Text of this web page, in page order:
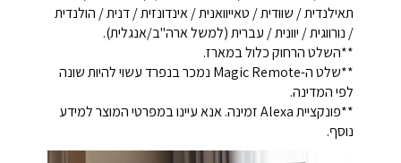
תאילנדית / שוודית / טאייוואנית / אינדונזית / דנית / הולנדית
/ נורווגית / יוונית / עברית (למשל ארה"ב/אנגלית).
**השלט הרחוק כלול במארז.
**שלט ה-Magic Remote נמכר בנפרד עשוי להיות שונה
לפי המדינה.
**פונקציית Alexa זמינה. אנא עיינו במפרטי המוצר למידע
נוסף.